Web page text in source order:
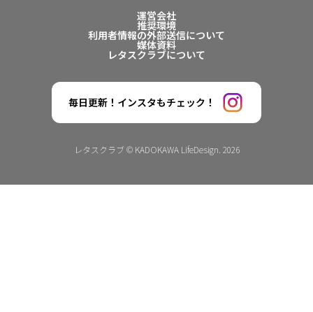
運営会社
推奨環境
利用者情報の外部送信について
媒体資料
レタスクラブについて
毎日更新！インスタもチェック！
レタスクラブ © KADOKAWA LifeDesign. 2026